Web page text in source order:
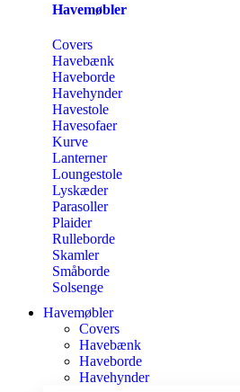
Havemøbler
Covers
Havebænk
Haveborde
Havehynder
Havestole
Havesofaer
Kurve
Lanterner
Loungestole
Lyskæder
Parasoller
Plaider
Rulleborde
Skamler
Småborde
Solsenge
Havemøbler
Covers
Havebænk
Haveborde
Havehynder